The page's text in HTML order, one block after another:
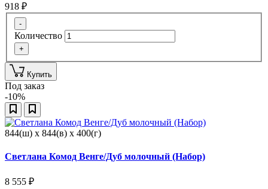
918 ₽
-
Количество
+
Купить
Под заказ
-10%
844(ш) x 844(в) x 400(г)
Светлана Комод Венге/Дуб молочный (Набор)
8 555 ₽